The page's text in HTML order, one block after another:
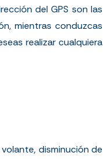
del GPS son las
mientras conduzcas
realizar cualquiera
disminución de